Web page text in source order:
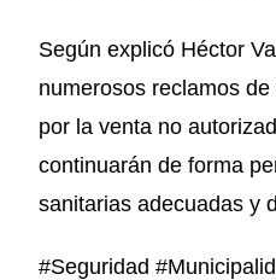
Según explicó Héctor
numerosos reclamos
por la venta no
continuarán de forma
sanitarias adecuadas y
#Seguridad